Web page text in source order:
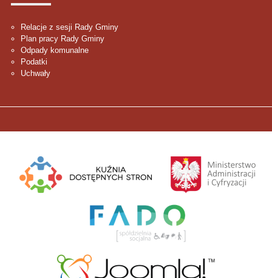
Relacje z sesji Rady Gminy
Plan pracy Rady Gminy
Odpady komunalne
Podatki
Uchwały